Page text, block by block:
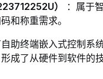
）
：属于
和称重需求。
助终端嵌入式控制系
成了从硬件到软件的技